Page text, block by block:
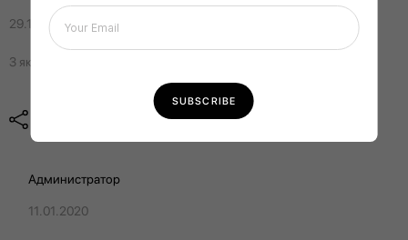
29.12.2019
З якого матеріалу зроблені колеса у валізах?
Администратор
11.01.2020